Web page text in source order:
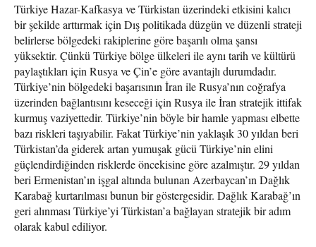
Türkiye Hazar-Kafkasya ve Türkistan üzerindeki etkisini kalıcı
bir şekilde arttırmak için Dış politikada düzgün ve düzenli strateji
belirlerse bölgedeki rakiplerine göre başarılı olma şansı
yüksektir. Çünkü Türkiye bölge ülkeleri ile aynı tarih ve kültürü
paylaştıkları için Rusya ve Çin’e göre avantajlı durumdadır.
Türkiye’nin bölgedeki başarısının İran ile Rusya’nın coğrafya
üzerinden bağlantısını keseceği için Rusya ile İran stratejik ittifak
kurmuş vaziyettedir. Türkiye’nin böyle bir hamle yapması elbette
bazı riskleri taşıyabilir. Fakat Türkiye’nin yaklaşık 30 yıldan beri
Türkistan’da giderek artan yumuşak gücü Türkiye’nin elini
güçlendirdiğinden risklerde öncekisine göre azalmıştır. 29 yıldan
beri Ermenistan’ın işgal altında bulunan Azerbaycan’ın Dağlık
Karabağ kurtarılması bunun bir göstergesidir. Dağlık Karabağ’ın
geri alınması Türkiye’yi Türkistan’a bağlayan stratejik bir adım
olarak kabul ediliyor.